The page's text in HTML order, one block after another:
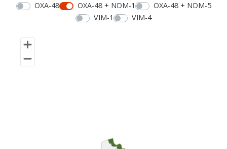
OXA-48
OXA-48 + NDM-1
OXA-48 + NDM-5
VIM-1
VIM-4